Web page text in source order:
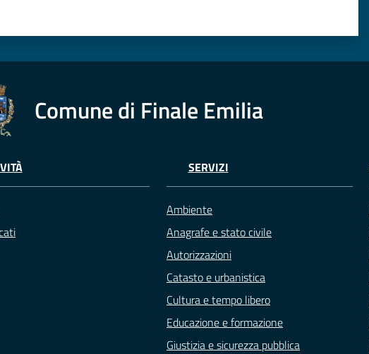
Comune di Finale Emilia
SERVIZI
Ambiente
Anagrafe e stato civile
Autorizzazioni
Catasto e urbanistica
Cultura e tempo libero
Educazione e formazione
Giustizia e sicurezza pubblica